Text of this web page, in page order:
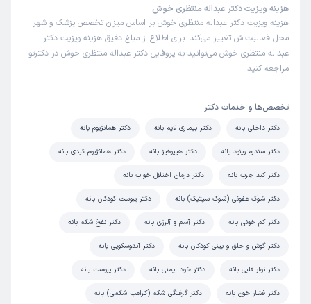
هزینه ویزیت دکتر عبداله منتظری خوش
هزینه ویزیت دکتر عبداله منتظری خوش بر اساس میزان تخصص پزشک و شهر
محل فعالیت‌اش تغییر می‌کند. برای اطلاع از مبلغ دقیق هزینه ویزیت دکتر
عبداله منتظری خوش می‌توانید به پروفایل دکتر عبداله منتظری خوش در دکترتو
مراجعه کنید.
تخصص‌ها و خدمات دکتر
دکتر داخلی بانه دکتر بیماری لایم بانه دکتر همانژیوم بانه
دکتر سندرم رینود بانه دکتر هیپوفیز بانه دکتر همانژیوم کبدی بانه
دکتر کبد چرب بانه دکتر درمان اختلال خواب بانه
دکتر شوک عفونی (شوک سپتیک) بانه دکتر یبوست کودکان بانه
دکتر کم خونی بانه دکتر آسم و آلرژی بانه دکتر نفخ شکم بانه
دکتر گوش و حلق و بینی کودکان بانه دکتر آندوسکوپی بانه
دکتر نوار قلبی بانه دکتر خود ایمنی بانه دکتر یبوست بانه
دکتر فشار خون بانه دکتر گرفتگی شکم (کرامپ شکمی) بانه